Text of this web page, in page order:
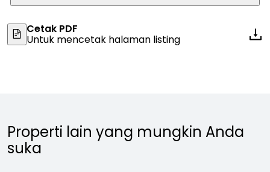
Cetak PDF
Untuk mencetak halaman listing
Properti lain yang mungkin Anda
suka